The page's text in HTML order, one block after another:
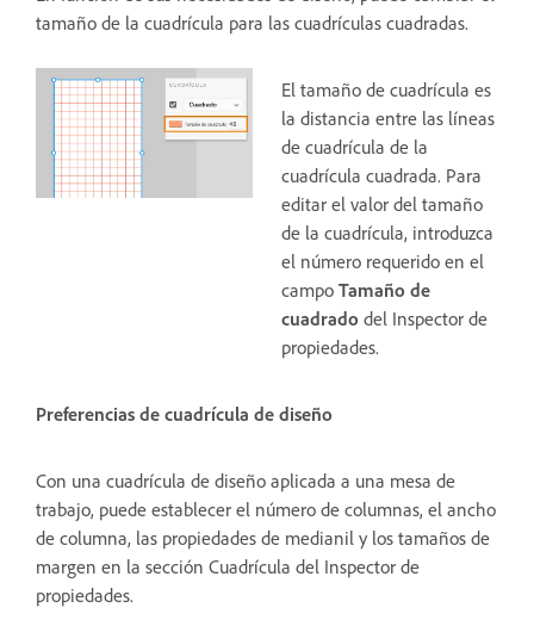
tamaño de la cuadrícula para las cuadrículas cuadradas.
El tamaño de cuadrícula es
la distancia entre las líneas
de cuadrícula de la
cuadrícula cuadrada. Para
editar el valor del tamaño
de la cuadrícula, introduzca
el número requerido en el
campo Tamaño de
cuadrado del Inspector de
propiedades.
Preferencias de cuadrícula de diseño
Con una cuadrícula de diseño aplicada a una mesa de
trabajo, puede establecer el número de columnas, el ancho
de columna, las propiedades de medianil y los tamaños de
margen en la sección Cuadrícula del Inspector de
propiedades.